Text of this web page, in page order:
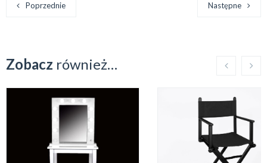
Poprzednie Następne
Zobacz również…